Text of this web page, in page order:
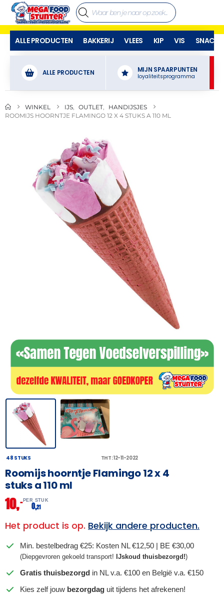
ALLE PRODUCTEN BAKKERIJ VLEES KIP VIS SNACKS
ALLE PRODUCTEN MIJN SPAARPUNTEN
loyaliteitsprogramma
WINKEL IJS OUTLET
HANDIJSJES
ROOMIJS HOORNTJE FLAMINGO 12 X 4 STUKS A 110 ML
48 STUKS THT: 12-11-2022
Roomijs hoorntje Flamingo 12 x 4
stuks a 110 ml
10,– PER STUK
0,21
Het product is op. Bekijk andere producten.
Min. bestelbedrag €25: Kosten NL €12,50 | BE €30,00
(Diepgevroren gekoeld transport! IJskoud thuisbezorgd!)
Gratis thuisbezorgd in NL v.a. €100 en België v.a. €150
Kies zelf jouw bezorgdag uit tijdens het afrekenen!